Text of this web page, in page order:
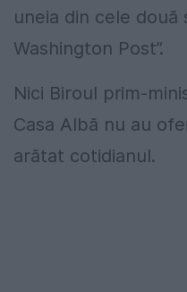
uneia din cele
Washington Post”.
Nici Biroul prim-
Casa Albă nu au
arătat cotidianul.